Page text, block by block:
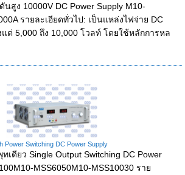
นสูง 10000V DC Power Supply M10-
รายละเอียดทั่วไป: เป็นแหล่งไฟจ่าย DC
ต่ 5,000 ถึง 10,000 โวลท์ โดยใช้หลักการหล
Power Switching DC Power Supply
เดียว Single Output Switching DC Power
MSS6050M10-MSS10030 ราย